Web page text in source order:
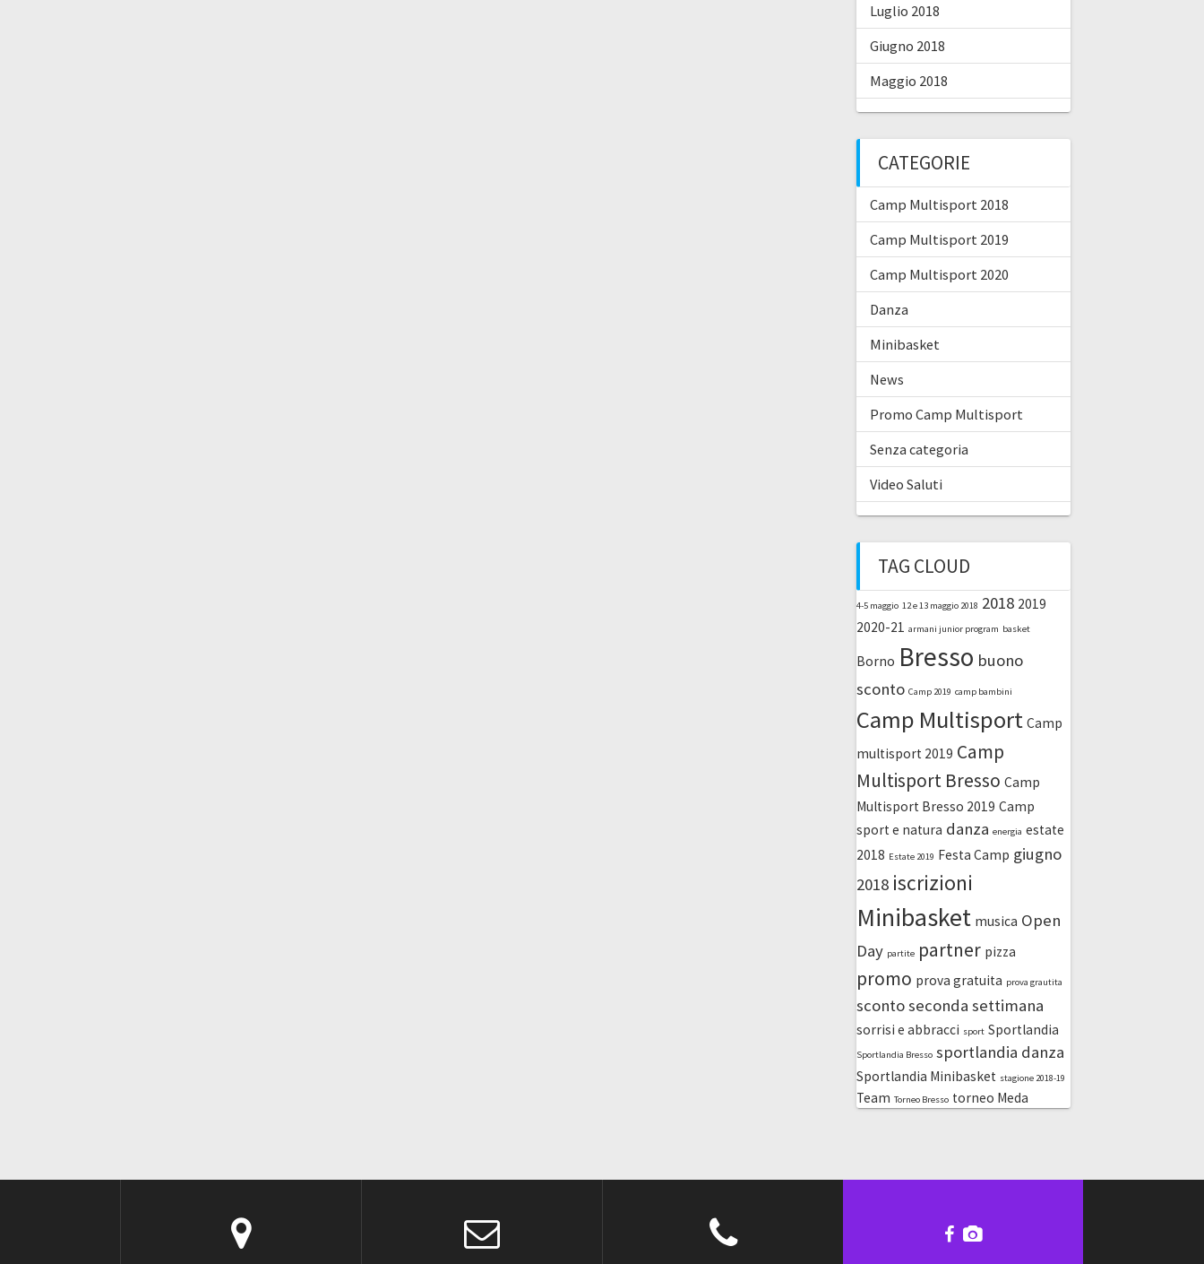
Luglio 2018
Giugno 2018
Maggio 2018
CATEGORIE
Camp Multisport 2018
Camp Multisport 2019
Camp Multisport 2020
Danza
Minibasket
News
Promo Camp Multisport
Senza categoria
Video Saluti
TAG CLOUD
4-5 maggio 12 e 13 maggio 2018 2018 2019
2020-21 armani junior program basket
Borno Bresso buono
sconto Camp 2019 camp bambini
Camp Multisport Camp
multisport 2019 Camp
Multisport Bresso Camp
Multisport Bresso 2019 Camp
sport e natura danza energia estate
2018 Estate 2019 Festa Camp giugno
2018 iscrizioni
Minibasket musica Open
Day partite partner pizza
promo prova gratuita prova grautita
scontoseconda settimana
sorrisi e abbracci sport Sportlandia
Sportlandia Bresso sportlandia danza
Sportlandia Minibasket stagione 2018-19
Team Torneo Bresso torneo Meda